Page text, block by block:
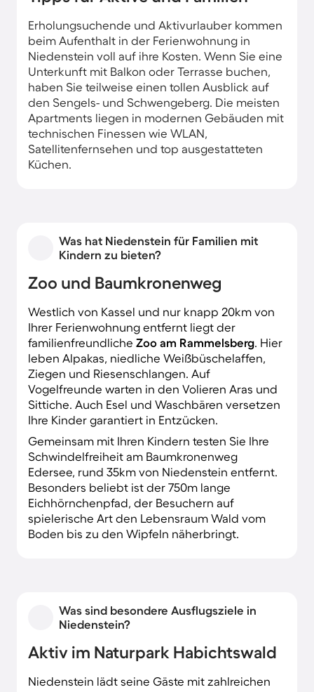
Erholungsuchende und Aktivurlauber kommen
beim Aufenthalt in der Ferienwohnung in
Niedenstein voll auf ihre Kosten. Wenn Sie eine
Unterkunft mit Balkon oder Terrasse buchen,
haben Sie teilweise einen tollen Ausblick auf
den Sengels- und Schwengeberg. Die meisten
Apartments liegen in modernen Gebäuden mit
technischen Finessen wie WLAN,
Satellitenfernsehen und top ausgestatteten
Küchen.
Was hat Niedenstein für Familien mit
Kindern zu bieten?
Zoo und Baumkronenweg
Westlich von Kassel und nur knapp 20km von
Ihrer Ferienwohnung entfernt liegt der
familienfreundliche Zoo am Rammelsberg. Hier
leben Alpakas, niedliche Weißbüschelaffen,
Ziegen und Riesenschlangen. Auf
Vogelfreunde warten in den Volieren Aras und
Sittiche. Auch Esel und Waschbären versetzen
Ihre Kinder garantiert in Entzücken.
Gemeinsam mit Ihren Kindern testen Sie Ihre
Schwindelfreiheit am Baumkronenweg
Edersee, rund 35km von Niedenstein entfernt.
Besonders beliebt ist der 750m lange
Eichhörnchenpfad, der Besuchern auf
spielerische Art den Lebensraum Wald vom
Boden bis zu den Wipfeln näherbringt.
Was sind besondere Ausflugsziele in
Niedenstein?
Aktiv im Naturpark Habichtswald
Niedenstein lädt seine Gäste mit zahlreichen